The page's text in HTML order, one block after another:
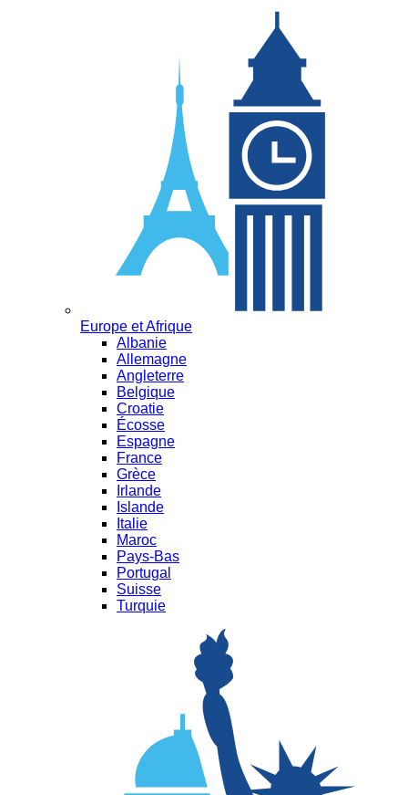
Europe et Afrique
Albanie
Allemagne
Angleterre
Belgique
Croatie
Écosse
Espagne
France
Grèce
Irlande
Islande
Italie
Maroc
Pays-Bas
Portugal
Suisse
Turquie